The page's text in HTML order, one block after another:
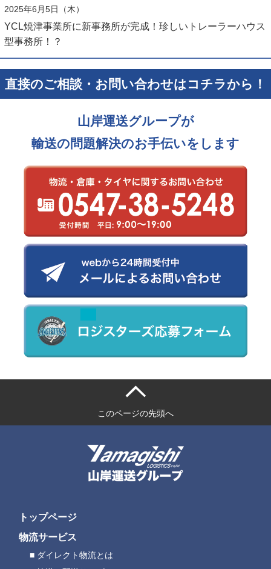
2025年6月5日（木）
YCL焼津事業所に新事務所が完成！珍しいトレーラーハウス
型事務所！？
直接のご相談・お問い合わせはコチラから！
山岸運送グループが
輸送の問題解決のお手伝いをします
このページの先頭へ
トップページ
物流サービス
ダイレクト物流とは